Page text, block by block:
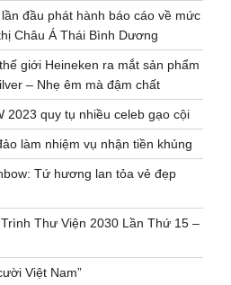
đầu phát hành báo cáo về mức
Châu Á Thái Bình Dương
giới Heineken ra mắt sản phẩm
– Nhẹ êm mà đậm chất
2023 quy tụ nhiều celeb gạo cội
làm nhiệm vụ nhận tiền khủng
Tứ hương lan tỏa vẻ đẹp
Thư Viện 2030 Lần Thứ 15 –
Việt Nam”